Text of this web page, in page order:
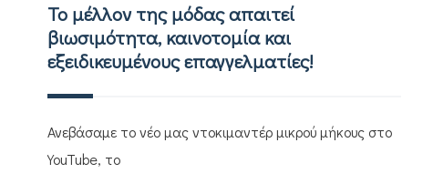
Το μέλλον της μόδας απαιτεί
βιωσιμότητα, καινοτομία και
εξειδικευμένους επαγγελματίες!
Ανεβάσαμε το νέο μας ντοκιμαντέρ μικρού μήκους στο
YouTube, το